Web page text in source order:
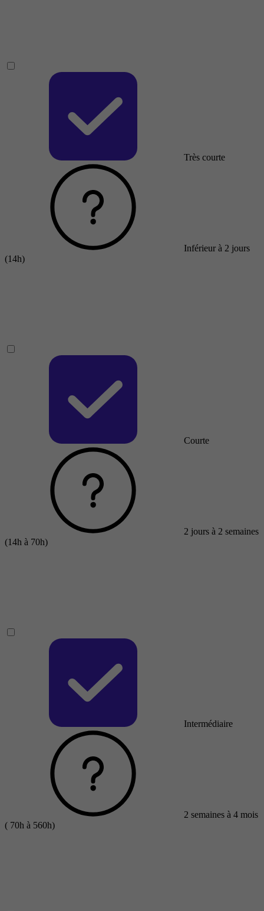
Très courte
Inférieur à 2 jours
(14h)
Courte
2 jours à 2 semaines
(14h à 70h)
Intermédiaire
2 semaines à 4 mois
( 70h à 560h)